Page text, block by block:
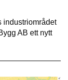
industriområdet
AB ett nytt